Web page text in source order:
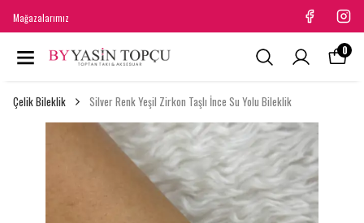
Mağazalarımız
0
Çelik Bileklik Silver Renk Yeşil Zirkon Taşlı İnce Su Yolu Bileklik